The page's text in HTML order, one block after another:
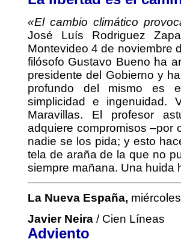
«El cambio climático
José Luís Rodriguez
Montevideo 4 de noviembre
filósofo Gustavo Bueno ha
presidente del Gobierno y
profundo del mismo es
simplicidad e
Maravillas. El profesor
adquiere compromisos –por
nadie se los pida; y esto
tela de araña de la que no
siempre mañana. Una huida
La Nueva España,
Javier Neira / Cien Líneas
Adviento